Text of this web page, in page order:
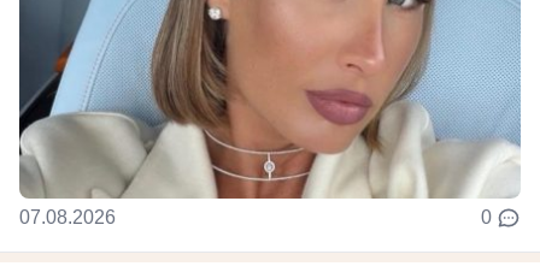
07.08.2026 0